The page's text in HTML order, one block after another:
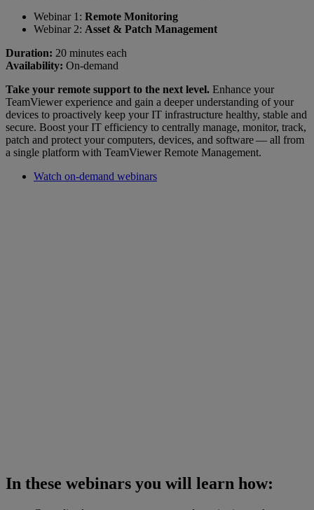
Webinar 1: Remote Monitoring
Webinar 2: Asset & Patch Management
Duration: 20 minutes each
Availability: On-demand
Take your remote support to the next level. Enhance your
TeamViewer experience and gain a deeper understanding of your
devices to proactively keep your IT infrastructure healthy, stable and
secure. Boost your IT efficiency to centrally manage, monitor, track,
patch and protect your computers, devices, and software — all from
a single platform with TeamViewer Remote Management.
Watch on-demand webinars
In these webinars you will learn how: